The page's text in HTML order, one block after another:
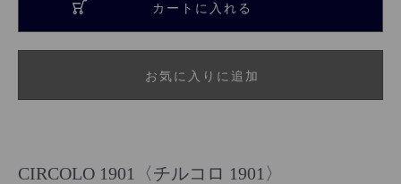
カートに入れる
お気に入りに追加
CIRCOLO 1901〈チルコロ 1901〉